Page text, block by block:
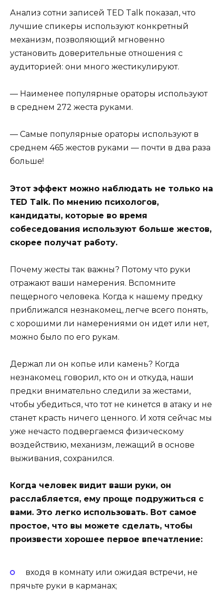
Анализ сотни записей TED Talk показал, что
лучшие спикеры используют конкретный
механизм, позволяющий мгновенно
установить доверительные отношения с
аудиторией: они много жестикулируют.
— Наименее популярные ораторы используют
в среднем 272 жеста руками.
— Самые популярные ораторы используют в
среднем 465 жестов руками — почти в два раза
больше!
Этот эффект можно наблюдать не только на
TED Talk. По мнению психологов,
кандидаты, которые во время
собеседования используют больше жестов,
скорее получат работу.
Почему жесты так важны? Потому что руки
отражают ваши намерения. Вспомните
пещерного человека. Когда к нашему предку
приближался незнакомец, легче всего понять,
с хорошими ли намерениями он идет или нет,
можно было по его рукам.
Держал ли он копье или камень? Когда
незнакомец говорил, кто он и откуда, наши
предки внимательно следили за жестами,
чтобы убедиться, что тот не кинется в атаку и не
станет красть ничего ценного. И хотя сейчас мы
уже нечасто подвергаемся физическому
воздействию, механизм, лежащий в основе
выживания, сохранился.
Когда человек видит ваши руки, он
расслабляется, ему проще подружиться с
вами. Это легко использовать. Вот самое
простое, что вы можете сделать, чтобы
произвести хорошее первое впечатление:
входя в комнату или ожидая встречи, не
прячьте руки в карманах;